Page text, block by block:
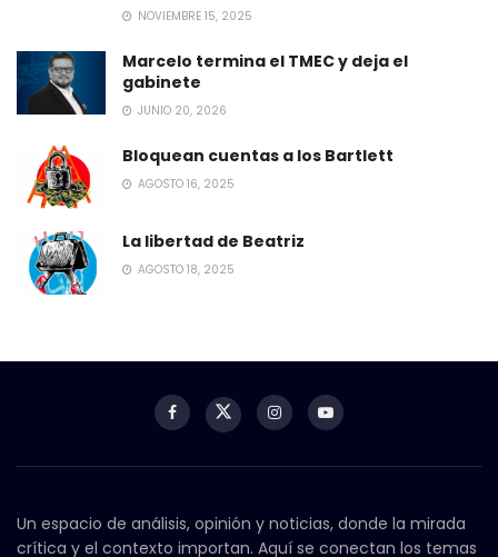
NOVIEMBRE 15, 2025
Marcelo termina el TMEC y deja el
gabinete
JUNIO 20, 2026
Bloquean cuentas a los Bartlett
AGOSTO 16, 2025
La libertad de Beatriz
AGOSTO 18, 2025
Un espacio de análisis, opinión y noticias, donde la mirada
crítica y el contexto importan. Aquí se conectan los temas